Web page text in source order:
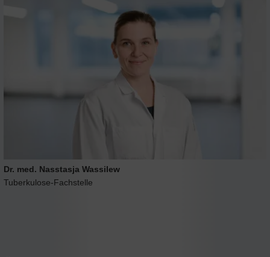
Dr. med. Nasstasja Wassilew
Tuberkulose-Fachstelle